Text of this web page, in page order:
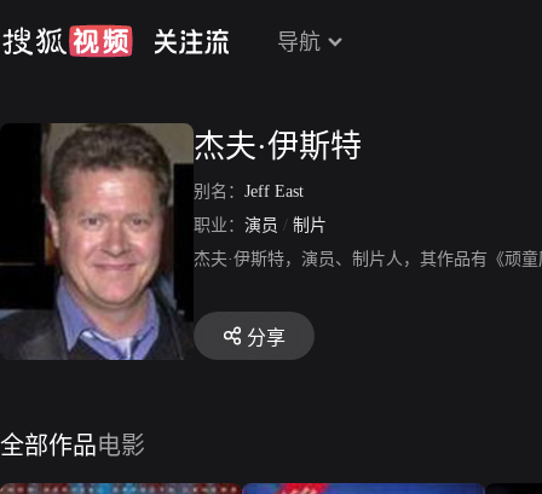
导航
杰夫·伊斯特
别名： Jeff East
职业： 演员 / 制片
杰夫·伊斯特，演员、制片人，其作品有《顽
分享
全部作品电影